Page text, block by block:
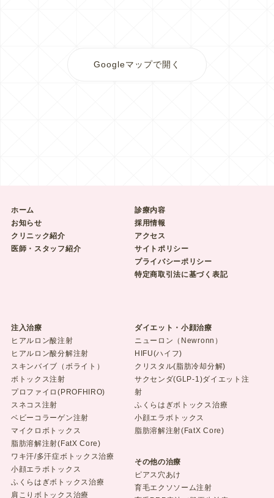
Googleマップで開く
ホーム
お知らせ
クリニック紹介
医師・スタッフ紹介
診療内容
採用情報
アクセス
サイトポリシー
プライバシーポリシー
特定商取引法に基づく表記
注入治療
ヒアルロン酸注射
ヒアルロン酸分解注射
スキンバイブ（ボライト）
ボトックス注射
プロファイロ(PROFHIRO)
スネコス注射
ベビーコラーゲン注射
マイクロボトックス
脂肪溶解注射(FatX Core)
ワキ汗/多汗症ボトックス治療
小顔エラボトックス
ふくらはぎボトックス治療
肩こりボトックス治療
ダイエット・小顔治療
ニューロン（Newronn）
HIFU(ハイフ)
クリスタル(脂肪冷却分解)
サクセンダ(GLP-1)ダイエット注
射
ふくらはぎボトックス治療
小顔エラボトックス
脂肪溶解注射(FatX Core)
その他の治療
ピアス穴あけ
育毛エクソソーム注射